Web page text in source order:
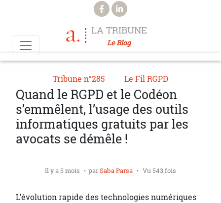
Aller au contenu principal
LA TRIBUNE
Le Blog
Tribune n°285 Le Fil RGPD
Quand le RGPD et le Codéon
s’emmêlent, l’usage des outils
informatiques gratuits par les
avocats se démêle !
Il y a 5 mois parSaba Parsa Vu 543 fois
L’évolution rapide des technologies numériques